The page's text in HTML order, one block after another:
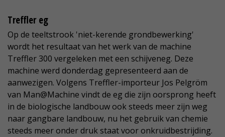
Treffler eg
Op de teeltstrook 'niet-kerende grondbewerking'
wordt het resultaat van het werk van de machine
Treffler 300 vergeleken met een schijveneg. Deze
machine werd donderdag gepresenteerd aan de
aanwezigen. Volgens Treffler-importeur Jos Pelgröm
van Man@Machine vindt de eg die zijn oorsprong heeft
in de biologische landbouw ook steeds meer zijn weg
naar gangbare landbouw, nu het gebruik van chemie
steeds meer onder druk staat voor onkruidbestrijding.